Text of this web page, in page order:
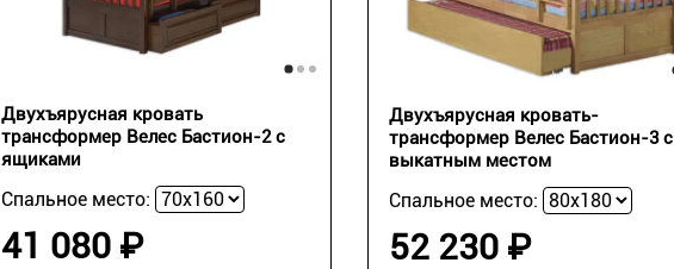
Двухъярусная кровать
трансформер Велес Бастион-2 с
ящиками
Спальное место:
41 080 ₽
Двухъярусная кровать-
трансформер Велес Бастион-3 с
выкатным местом
Спальное место:
52 230 ₽